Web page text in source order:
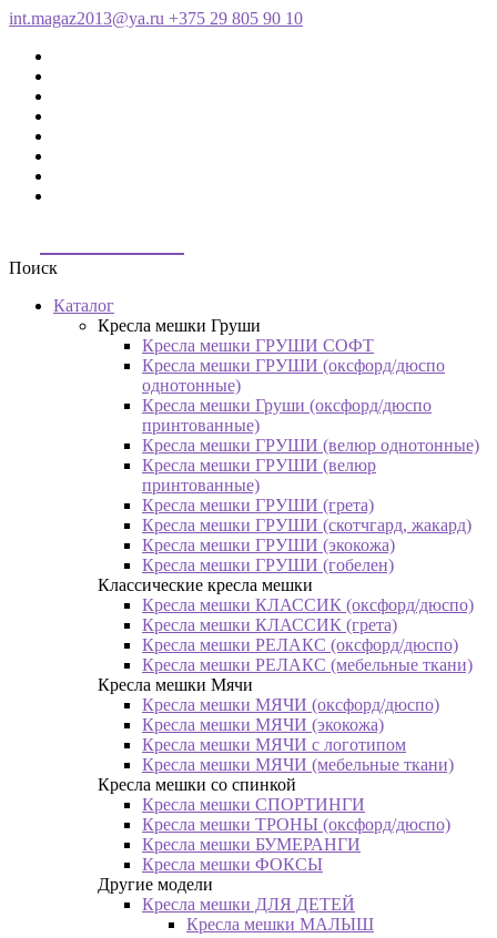
int.magaz2013@ya.ru +375 29 805 90 10
Поиск
Каталог
Кресла мешки Груши
Кресла мешки ГРУШИ СОФТ
Кресла мешки ГРУШИ (оксфорд/дюспо
однотонные)
Кресла мешки Груши (оксфорд/дюспо
принтованные)
Кресла мешки ГРУШИ (велюр однотонные)
Кресла мешки ГРУШИ (велюр
принтованные)
Кресла мешки ГРУШИ (грета)
Кресла мешки ГРУШИ (скотчгард, жакард)
Кресла мешки ГРУШИ (экокожа)
Кресла мешки ГРУШИ (гобелен)
Классические кресла мешки
Кресла мешки КЛАССИК (оксфорд/дюспо)
Кресла мешки КЛАССИК (грета)
Креслa мешки РЕЛАКС (оксфорд/дюспо)
Креслa мешки РЕЛАКС (мебельные ткани)
Кресла мешки Мячи
Кресла мешки МЯЧИ (оксфорд/дюспо)
Кресла мешки МЯЧИ (экокожа)
Кресла мешки МЯЧИ с логотипом
Кресла мешки МЯЧИ (мебельные ткани)
Кресла мешки со спинкой
Кресла мешки СПОРТИНГИ
Кресла мешки ТРОНЫ (оксфорд/дюспо)
Кресла мешки БУМЕРАНГИ
Кресла мешки ФОКСЫ
Другие модели
Кресла мешки ДЛЯ ДЕТЕЙ
Кресла мешки МАЛЫШ